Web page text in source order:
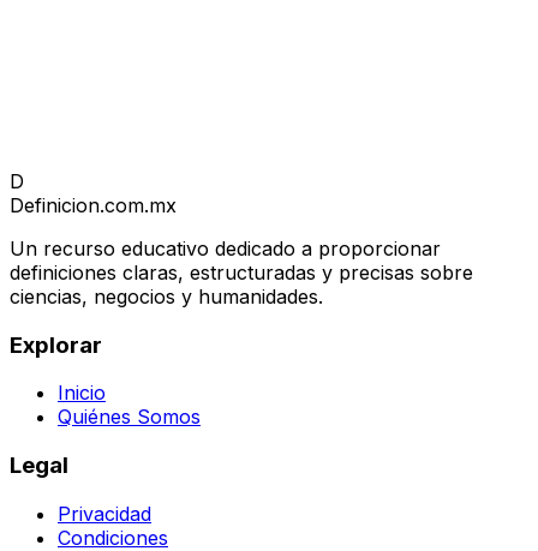
D
Definicion.com.mx
Un recurso educativo dedicado a proporcionar
definiciones claras, estructuradas y precisas sobre
ciencias, negocios y humanidades.
Explorar
Inicio
Quiénes Somos
Legal
Privacidad
Condiciones